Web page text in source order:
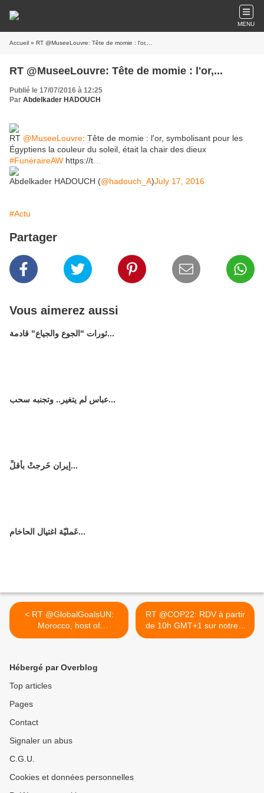
MENU
Accueil » RT @MuseeLouvre: Tête de momie : l'or,...
RT @MuseeLouvre: Tête de momie : l'or,...
Publié le 17/07/2016 à 12:25
Par Abdelkader HADOUCH
RT @MuseeLouvre: Tête de momie : l'or, symbolisant pour les
Égyptiens la couleur du soleil, était la chair des dieux
#FunéraireAW https://t
Abdelkader HADOUCH (@hadouch_A)July 17, 2016
#Actu
Partager
Vous aimerez aussi
ثورات "الجوع والجياع" قادمة...
عباس لم يتغير.. وتجنبه سحب...
إيران خَرجتْ بأقلِّ...
عَمليّة اغتيال الحاخام...
< RT @GlobalGoalsUN:
Morocco, host of
upcoming...
RT @COP22: RDV à partir
de 10h GMT+1 sur notre...
>
Hébergé par Overblog
Top articles
Pages
Contact
Signaler un abus
C.G.U.
Cookies et données personnelles